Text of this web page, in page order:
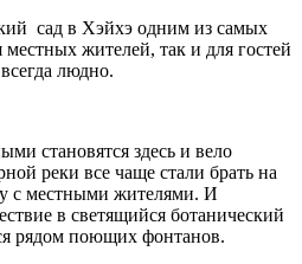
сад в Хэйхэ одним из самых
жителей, так и для гостей
людно.
становятся здесь и вело
реки все чаще стали брать на
с местными жителями. И
в светящийся ботанический
рядом поющих фонтанов.